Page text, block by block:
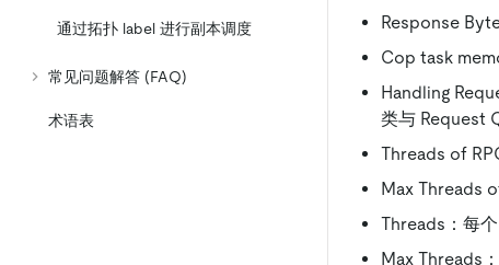
通过拓扑 label 进行副本调度
常见问题解答 (FAQ)
术语表
Response
Cop task
Handling
类与 Request
Threads of
Max Threads
Threads：每
Max Threads